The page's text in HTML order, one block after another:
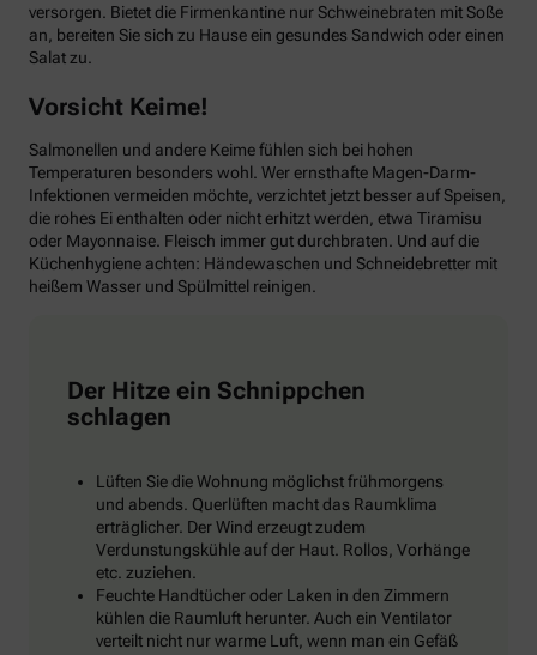
versorgen. Bietet die Firmenkantine nur Schweinebraten mit Soße
an, bereiten Sie sich zu Hause ein gesundes Sandwich oder einen
Salat zu.
Vorsicht Keime!
Salmonellen und andere Keime fühlen sich bei hohen
Temperaturen besonders wohl. Wer ernsthafte Magen-Darm-
Infektionen vermeiden möchte, verzichtet jetzt besser auf Speisen,
die rohes Ei enthalten oder nicht erhitzt werden, etwa Tiramisu
oder Mayonnaise. Fleisch immer gut durchbraten. Und auf die
Küchenhygiene achten: Händewaschen und Schneidebretter mit
heißem Wasser und Spülmittel reinigen.
Der Hitze ein Schnippchen
schlagen
Lüften Sie die Wohnung möglichst frühmorgens
und abends. Querlüften macht das Raumklima
erträglicher. Der Wind erzeugt zudem
Verdunstungskühle auf der Haut. Rollos, Vorhänge
etc. zuziehen.
Feuchte Handtücher oder Laken in den Zimmern
kühlen die Raumluft herunter. Auch ein Ventilator
verteilt nicht nur warme Luft, wenn man ein Gefäß